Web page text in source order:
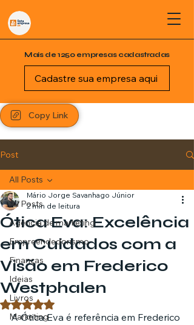
Mais de 1250 empresas cadastradas
Cadastre sua empresa aqui
Copy Link
Post
All Posts
Agência de marketing
Empreendedorismo
Finanças
Ideias
Livros
Marketing
All Posts
Ótica Eva: Excelência
em Cuidados com a
Visão em Frederico
Westphalen
Mário Jorge Savanhago Júnior
2 min de leitura
Avaliado com NaN de 5 estrelas.
A Ótica Eva é referência em Frederico